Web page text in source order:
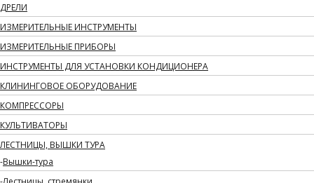
ДРЕЛИ
ИЗМЕРИТЕЛЬНЫЕ ИНСТРУМЕНТЫ
ИЗМЕРИТЕЛЬНЫЕ ПРИБОРЫ
ИНСТРУМЕНТЫ ДЛЯ УСТАНОВКИ КОНДИЦИОНЕРА
КЛИНИНГОВОЕ ОБОРУДОВАНИЕ
КОМПРЕССОРЫ
КУЛЬТИВАТОРЫ
ЛЕСТНИЦЫ, ВЫШКИ ТУРА
Вышки-тура